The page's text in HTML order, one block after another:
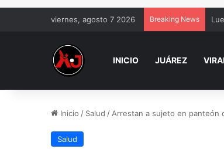
viernes, agosto 7 2026 Breaking News
INICIO JUÁREZ
Inicio / Salud / Arrestan a sujeto en panteón
Salud